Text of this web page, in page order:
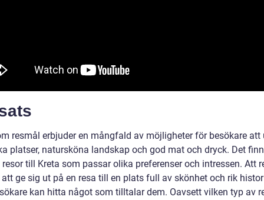
resmål erbjuder en mångfald av möjligheter för besökare att
platser, natursköna landskap och god mat och dryck. Det
resor till Kreta som passar olika preferenser och intressen. Att
att ge sig ut på en resa till en plats full av skönhet och rik
kan hitta något som tilltalar dem. Oavsett vilken typ av